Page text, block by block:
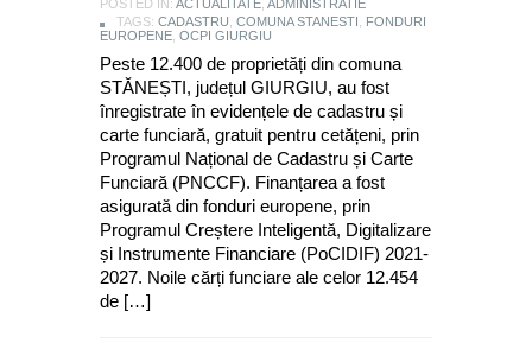
POSTED IN: ACTUALITATE ADMINISTRATIE
TAGS: CADASTRU COMUNA STANESTI
FONDURI
EUROPENE OCPI GIURGIU
Peste 12.400 de proprietăți din comuna
STĂNEȘTI, județul GIURGIU, au fost
înregistrate în evidențele de cadastru și
carte funciară, gratuit pentru cetățeni, prin
Programul Național de Cadastru și Carte
Funciară (PNCCF). Finanțarea a fost
asigurată din fonduri europene, prin
Programul Creștere Inteligentă, Digitalizare
și Instrumente Financiare (PoCIDIF) 2021-
2027. Noile cărți funciare ale celor 12.454
de […]